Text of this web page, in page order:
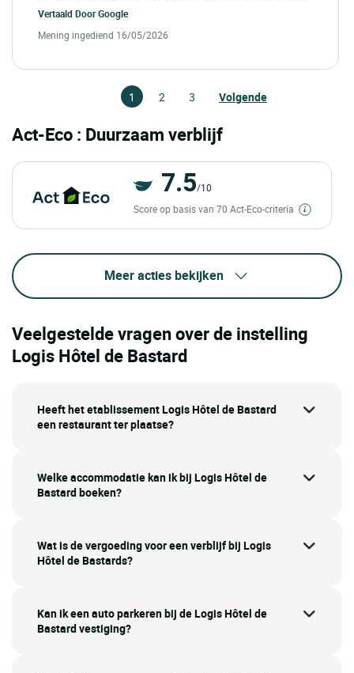
Vertaald DoorGoogle
Mening ingediend 16/05/2026
1 2 3 Volgende
Act-Eco : Duurzaam verblijf
7.5/10
Score op basis van 70 Act-Eco-criteria
Meer acties bekijken
Veelgestelde vragen over de instelling
Logis Hôtel de Bastard
Heeft het etablissement Logis Hôtel de Bastard
een restaurant ter plaatse?
Welke accommodatie kan ik bij Logis Hôtel de
Bastard boeken?
Wat is de vergoeding voor een verblijf bij Logis
Hôtel de Bastards?
Kan ik een auto parkeren bij de Logis Hôtel de
Bastard vestiging?